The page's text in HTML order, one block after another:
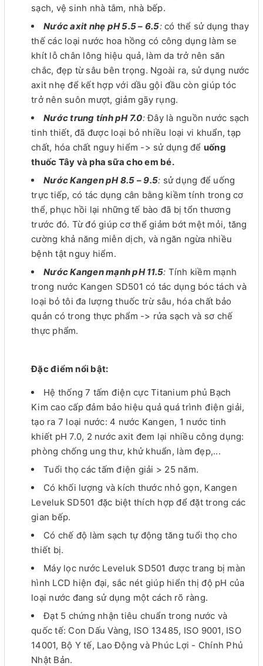
sạch, vệ sinh nhà tắm, nhà bếp.
Nước axit nhẹ pH 5.5 – 6.5: có thể sử dụng thay
thế các loại nước hoa hồng có công dụng làm se
khít lỗ chân lông hiệu quả, làm da trở nên săn
chắc, đẹp từ sâu bên trọng. Ngoài ra, sử dụng nước
axit nhẹ để kết hợp với dầu gội đầu còn giúp tóc
trở nên suôn mượt, giảm gãy rụng.
Nước trung tính pH 7.0:Đây là nguồn nước sạch
tinh thiết, đã được loại bỏ nhiều loại vi khuẩn, tạp
chất, hóa chất nguy hiểm -> sử dụng để uống
thuốc Tây và pha sữa cho em bé.
Nước Kangen pH 8.5 – 9.5: sử dụng để uống
trực tiếp, có tác dụng cân bằng kiềm tính trong cơ
thể, phục hồi lại những tế bào đã bị tổn thương
trước đó. Từ đó giúp cơ thể giảm bớt mệt mỏi, tăng
cường khả năng miễn dịch, và ngăn ngừa nhiều
bệnh tật nguy hiểm.
Nước Kangen mạnh pH 11.5: Tính kiềm mạnh
trong nước Kangen SD501 có tác dụng bóc tách và
loại bỏ tôi đa lượng thuốc trừ sâu, hóa chất bảo
quản có trong thực phẩm -> rửa sạch và sơ chế
thực phẩm.
Đặc điểm nổi bật:
Hệ thống 7 tấm điện cực Titanium phủ Bạch
Kim cao cấp đảm bảo hiệu quả quá trình điện giải,
tạo ra 7 loại nước: 4 nước Kangen, 1 nước tinh
khiết pH 7.0, 2 nước axit đem lại nhiều công dụng:
phòng chống ung thư, khử khuẩn, làm đẹp,...
Tuổi thọ các tấm điện giải > 25 năm.
Có khối lượng và kích thước nhỏ gọn, Kangen
Leveluk SD501 đặc biệt thích hợp để đặt trong các
gian bếp.
Có chế độ làm sạch tự động tăng tuổi thọ cho
thiết bị.
Máy lọc nước Leveluk SD501 được trang bị màn
hình LCD hiện đại, sắc nét giúp hiển thị độ pH của
loại nước đang sử dụng một cách rõ ràng.
Đạt 5 chứng nhận tiêu chuẩn trong nước và
quốc tế: Con Dấu Vàng, ISO 13485, ISO 9001, ISO
14001, Bộ Y tế, Lao Động và Phúc Lợi - Chính Phủ
Nhật Bản.